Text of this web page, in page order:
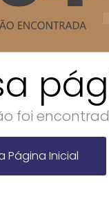
foi
Página Inicial